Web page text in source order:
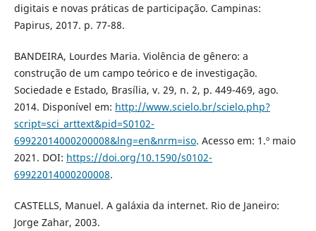
digitais e novas práticas de participação. Campinas:
Papirus, 2017. p. 77-88.
BANDEIRA, Lourdes Maria. Violência de gênero: a
construção de um campo teórico e de investigação.
Sociedade e Estado, Brasília, v. 29, n. 2, p. 449-469, ago.
2014. Disponível em: http://www.scielo.br/scielo.php?
script=sci_arttext&pid=S0102-
69922014000200008&lng=en&nrm=iso. Acesso em: 1.º maio
2021. DOI: https://doi.org/10.1590/s0102-
69922014000200008.
CASTELLS, Manuel. A galáxia da internet. Rio de Janeiro:
Jorge Zahar, 2003.